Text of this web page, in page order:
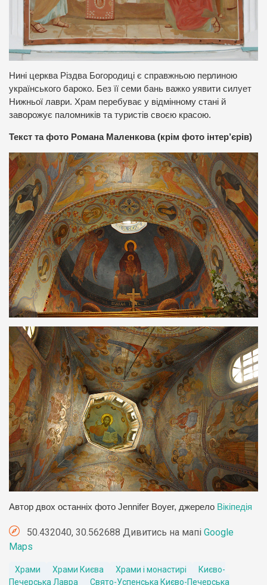
Нині церква Різдва Богородиці є справжньою перлиною
українського бароко. Без її семи бань важко уявити силует
Нижньої лаври. Храм перебуває у відмінному стані й
заворожує паломників та туристів своєю красою.
Текст та фото Романа Маленкова (крім фото інтер’єрів)
Автор двох останніх фото Jennifer Boyer, джерело Вікіпедія
50.432040, 30.562688 Дивитись на мапі Google
Maps
Храми Храми Києва Храми і монастирі
Києво-
Печерська Лавра
Свято-Успенська Києво-Печерська